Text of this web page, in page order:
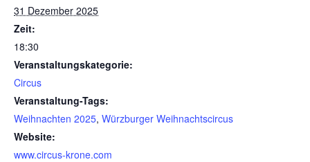
31 Dezember 2025
Zeit:
18:30
Veranstaltungskategorie:
Circus
Veranstaltung-Tags:
Weihnachten 2025, Würzburger Weihnachtscircus
Website:
www.circus-krone.com